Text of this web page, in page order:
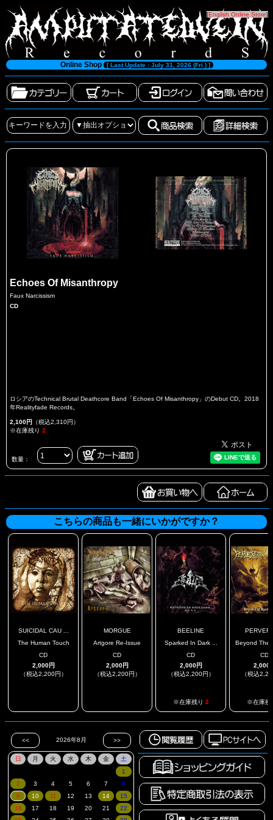
[English Online Store]
Online Shop [ Last Update : July 31, 2026 (Fri.) ]
Echoes Of Misanthropy
Faux Narcissism
CD
ロシアのTechnical Brutal Deathcore Band「Echoes Of Misanthropy」のDebut CD。2018
年Realityfade Records。
2,100円 （税込2,310円）
※在庫残り 2
数量：
こちらの商品も一緒にいかがですか？
SUICIDAL CAU ...
The Human Touch
CD
2,000円
（税込2,200円）
MORGUE
Artgore Re-Issue
CD
2,000円
（税込2,200円）
BEELINE
Sparked In Dark ...
CD
2,000円
（税込2,200円）
※在庫残り 2
Beyond The
CD
2,000
（税込
※在庫残